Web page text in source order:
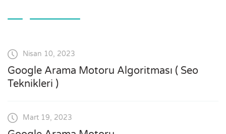
Nisan 10, 2023
Google Arama Motoru Algoritması ( Seo
Teknikleri )
Mart 19, 2023